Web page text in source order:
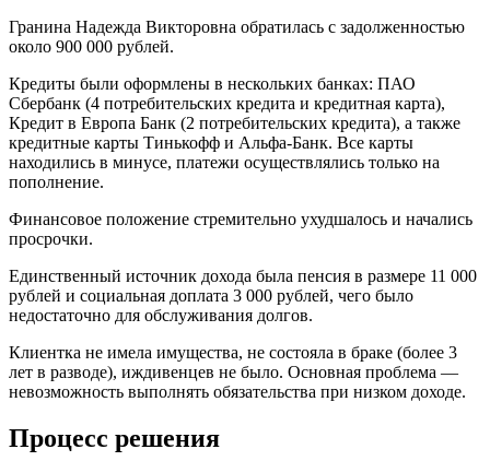
Гранина Надежда Викторовна обратилась с задолженностью
около 900 000 рублей.
Кредиты были оформлены в нескольких банках: ПАО
Сбербанк (4 потребительских кредита и кредитная карта),
Кредит в Европа Банк (2 потребительских кредита), а также
кредитные карты Тинькофф и Альфа-Банк. Все карты
находились в минусе, платежи осуществлялись только на
пополнение.
Финансовое положение стремительно ухудшалось и начались
просрочки.
Единственный источник дохода была пенсия в размере 11 000
рублей и социальная доплата 3 000 рублей, чего было
недостаточно для обслуживания долгов.
Клиентка не имела имущества, не состояла в браке (более 3
лет в разводе), иждивенцев не было. Основная проблема —
невозможность выполнять обязательства при низком доходе.
Процесс решения